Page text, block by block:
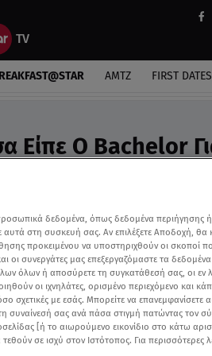
ΑΜΤΖ FIRST DATES
Είπε Ο Bachelor
δεδομένα, όπως δεδομένα περιήγησης
στη συσκευή σας. Αν επιλέξετε Αποδοχή, θα
προκειμένου να υποστηριχθούν οι σκοποί
οι συνεργάτες μας επεξεργαζόμαστε τα
όλων ή αποσύρετε τη συγκατάθεσή σας, οι εν
οι ιχνηλάτες, ορισμένο περιεχόμενο και
σχετικές με εσάς. Μπορείτε να επανεμφανίσετε
συναίνεσή σας ανά πάσα στιγμή πατώντας τον
[ή το αιωρούμενο εικονίδιο στο κάτω
σε ισχύ στον Ιστότοπος. Για περισσότερες